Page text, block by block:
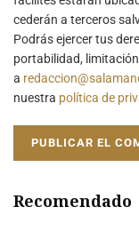
cederán a terceros
Podrás ejercer tus
portabilidad,
a
nuestra política de
Recomendado